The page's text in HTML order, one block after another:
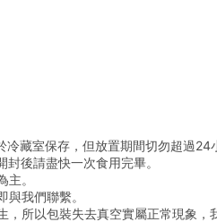
藏室保存，但放置期間切勿超過24
後請盡快一次食用完畢。
。
我們聯繫。
，所以包裝失去真空實屬正常現象